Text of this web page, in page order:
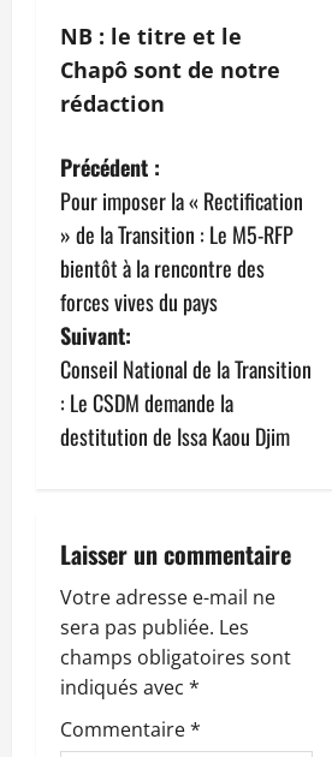
NB : le titre et le
Chapô sont de notre
rédaction
N
a
v
i
g
a
o
n
d
’
Précédent :
Pour imposer la « Rectification
» de la Transition : Le M5-RFP
bientôt à la rencontre des
forces vives du pays
Suivant:
Conseil National de la Transition
: Le CSDM demande la
destitution de Issa Kaou Djim
Laisser un commentaire
Votre adresse e-mail ne
sera pas publiée. Les
champs obligatoires sont
indiqués avec *
Commentaire*